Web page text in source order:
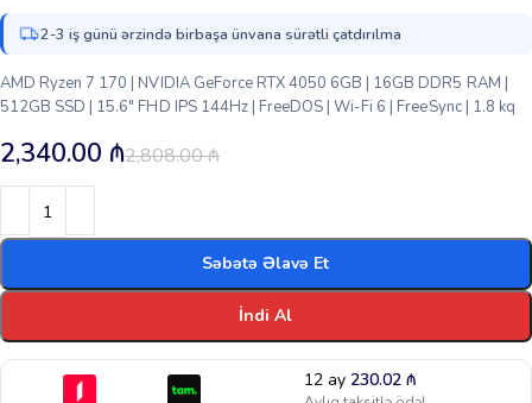
2-3 iş günü ərzində birbaşa ünvana sürətli çatdırılma
AMD Ryzen 7 170 | NVIDIA GeForce RTX 4050 6GB | 16GB DDR5 RAM |
512GB SSD | 15.6″ FHD IPS 144Hz | FreeDOS | Wi-Fi 6 | FreeSync | 1.8 kq
2,808.00₼
2,340.00 ₼
Səbətə Əlavə Et
İndi Al
12 ay 230.02 ₼